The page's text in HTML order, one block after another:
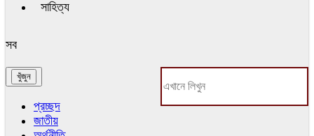
সাহিত্য
সব
প্রচ্ছদ
জাতীয়